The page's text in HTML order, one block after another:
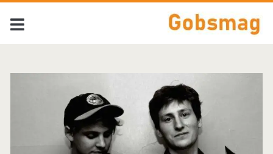
Tag:
<span>Petite
League</span>